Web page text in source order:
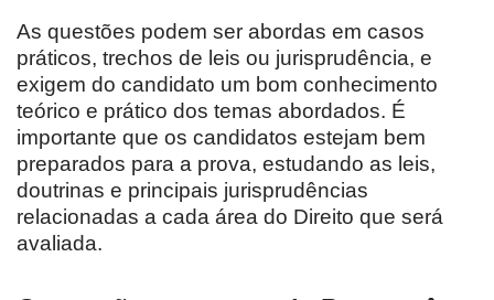
As questões podem ser abordas em casos
práticos, trechos de leis ou jurisprudência, e
exigem do candidato um bom conhecimento
teórico e prático dos temas abordados. É
importante que os candidatos estejam bem
preparados para a prova, estudando as leis,
doutrinas e principais jurisprudências
relacionadas a cada área do Direito que será
avaliada.